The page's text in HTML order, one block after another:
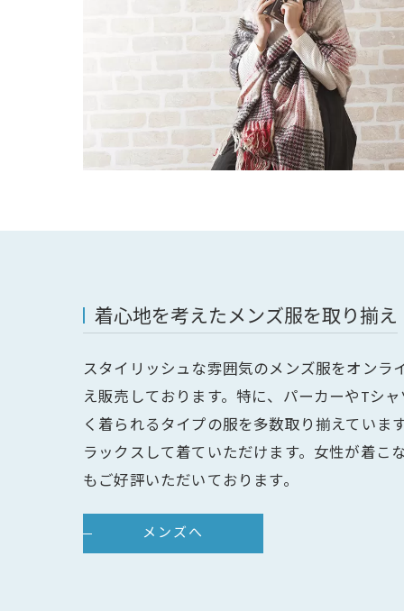
着心地を考えたメンズ服を取り揃え
スタイリッシュな雰囲気のメンズ服をオン
え販売しております。特に、パーカーやTシ
く着られるタイプの服を多数取り揃えてい
ラックスして着ていただけます。女性が着
もご好評いただいております。
メンズへ